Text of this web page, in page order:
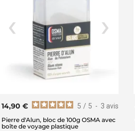
5 / 5 - 3 avis
14,90 €
Pierre d'Alun, bloc de 100g OSMA avec
boîte de voyage plastique